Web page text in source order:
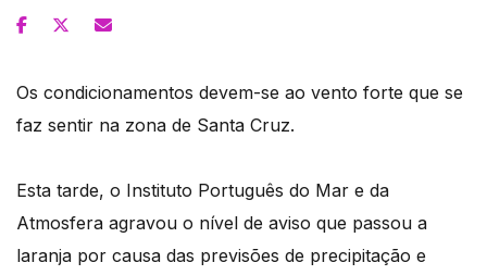
Os condicionamentos devem-se ao vento forte que se
faz sentir na zona de Santa Cruz.
Esta tarde, o Instituto Português do Mar e da
Atmosfera agravou o nível de aviso que passou a
laranja por causa das previsões de precipitação e